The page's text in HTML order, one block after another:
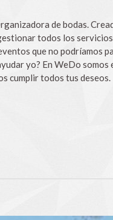
de bodas.
todos los
que no podríamos
yo? En WeDo
cumplir todos tus